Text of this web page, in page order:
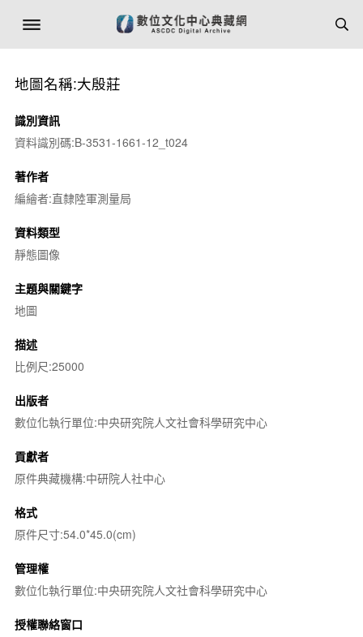
地圖名稱:大殷莊
識別資訊
資料識別碼:B-3531-1661-12_t024
著作者
編繪者:直隸陸軍測量局
資料類型
靜態圖像
主題與關鍵字
地圖
描述
比例尺:25000
出版者
數位化執行單位:中央研究院人文社會科學研究中心
貢獻者
原件典藏機構:中研院人社中心
格式
原件尺寸:54.0*45.0(cm)
管理權
數位化執行單位:中央研究院人文社會科學研究中心
授權聯絡窗口